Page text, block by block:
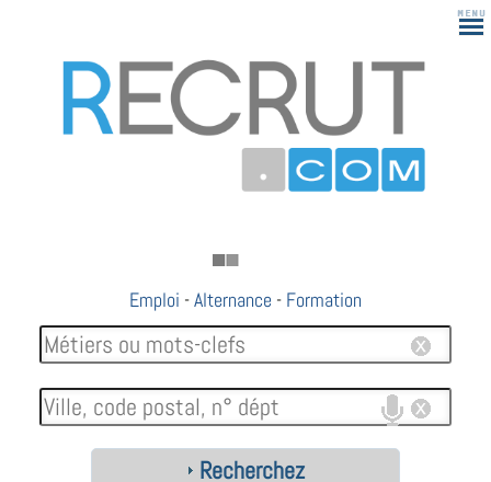
Emploi -Alternance - Formation
Recherchez